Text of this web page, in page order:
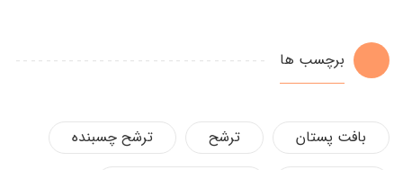
برچسب ها
بافت پستان ترشح
ترشح چسبنده